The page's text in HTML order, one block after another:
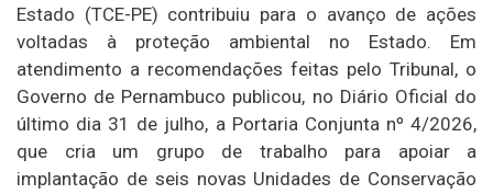
Estado (TCE-PE) contribuiu para o avanço de ações
voltadas à proteção ambiental no Estado. Em
atendimento a recomendações feitas pelo Tribunal, o
Governo de Pernambuco publicou, no Diário Oficial do
último dia 31 de julho, a Portaria Conjunta nº 4/2026,
que cria um grupo de trabalho para apoiar a
implantação de seis novas Unidades de Conservação